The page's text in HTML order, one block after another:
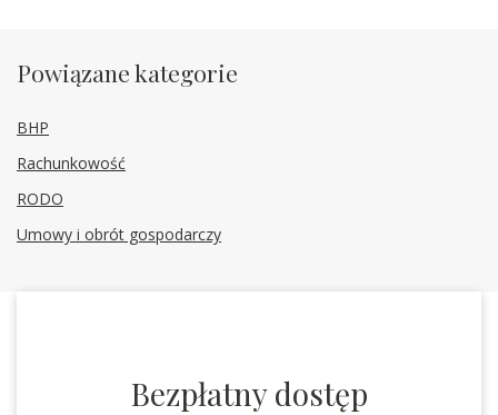
Powiązane kategorie
BHP
Rachunkowość
RODO
Umowy i obrót gospodarczy
Bezpłatny dostęp